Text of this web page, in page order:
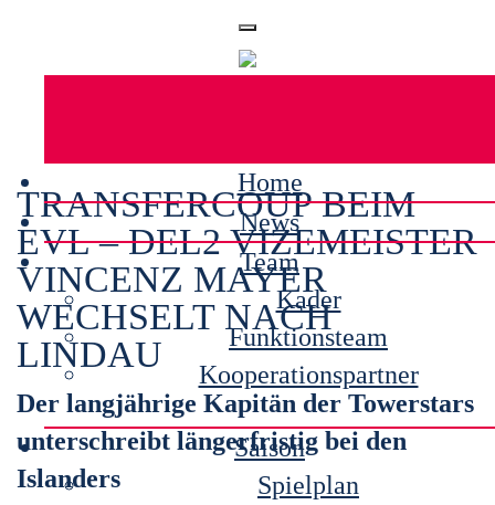
Home
News
Team
Kader
Funktionsteam
Kooperationspartner
Saison
Spielplan
TRANSFERCOUP BEIM
EVL – DEL2 VIZEMEISTER
VINCENZ MAYER
WECHSELT NACH
LINDAU
Der langjährige Kapitän der Towerstars
unterschreibt längerfristig bei den
Islanders